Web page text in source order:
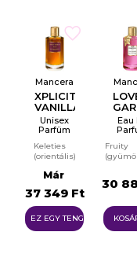
Mancera
XPLICIT
VANILLA
Unisex
Parfüm
Keleties
(orientális)
Már
37 349 Ft
EZ EGY TENGER
Eau
Fruity
illat
30